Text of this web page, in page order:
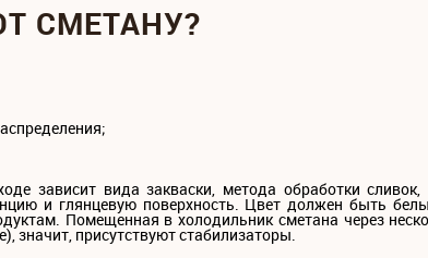
СМЕТАНУ?
зависит вида закваски, метода обработки сливок,
и глянцевую поверхность. Цвет должен быть
Помещенная в холодильник сметана через
значит, присутствуют стабилизаторы.